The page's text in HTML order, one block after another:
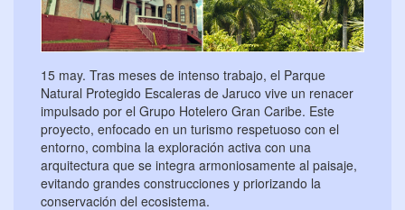
15 may. Tras meses de intenso trabajo, el Parque
Natural Protegido Escaleras de Jaruco vive un renacer
impulsado por el Grupo Hotelero Gran Caribe. Este
proyecto, enfocado en un turismo respetuoso con el
entorno, combina la exploración activa con una
arquitectura que se integra armoniosamente al paisaje,
evitando grandes construcciones y priorizando la
conservación del ecosistema.